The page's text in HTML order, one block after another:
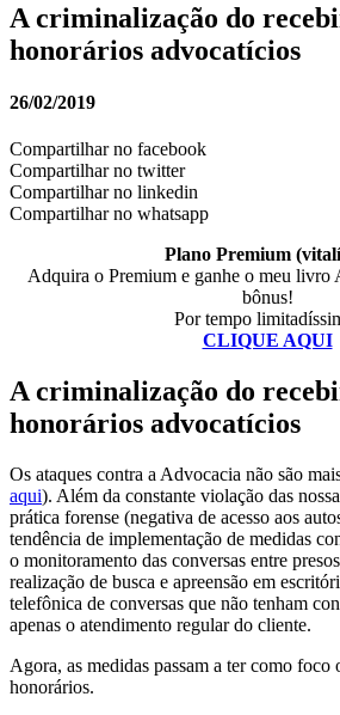
A criminalização do
honorários advocatícios
26/02/2019
Compartilhar no facebook
Compartilhar no twitter
Compartilhar no linkedin
Compartilhar no whatsapp
Plano Premium
Adquira o Premium e ganhe o meu livro
bônus!
Por tempo
CLIQUE AQUI
A criminalização do
honorários advocatícios
Os ataques contra a Advocacia não são
aqui). Além da constante violação das
prática forense (negativa de acesso aos
tendência de implementação de medidas
o monitoramento das conversas entre
realização de busca e apreensão em
telefônica de conversas que não tenham
apenas o atendimento regular do cliente.
Agora, as medidas passam a ter como foco
honorários.